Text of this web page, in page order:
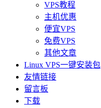
VPS教程
主机优惠
便宜VPS
免费VPS
其他文章
Linux VPS一键安装包
友情链接
留言板
下载